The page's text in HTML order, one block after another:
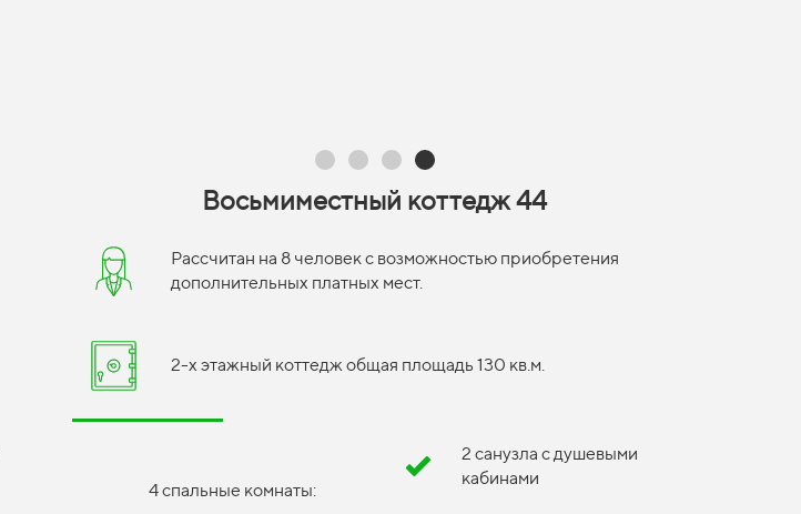
Восьмиместный коттедж 44
Рассчитан на 8 человек с возможностью приобретения
дополнительных платных мест.
2-х этажный коттедж общая площадь 130 кв.м.
4 спальные комнаты:
2 санузла с душевыми
кабинами